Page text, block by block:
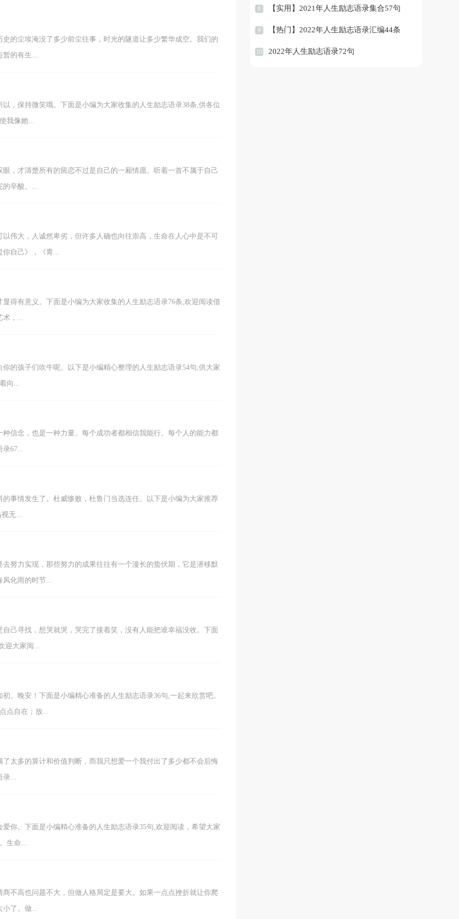
的尘埃淹没了多少前尘往事，时光的隧道让多少繁华成空。我们的
暂的有生...
，保持微笑哦。下面是小编为大家收集的人生励志语录38条,供各位
我像她...
，才清楚所有的留恋不过是自己的一厢情愿。听着一首不属于自己
的辛酸。...
伟大，人诚然卑劣，但许多人确也向往崇高，生命在人心中是不可
你自己》，《青...
得有意义。下面是小编为大家收集的人生励志语录76条,欢迎阅读借
术，...
的孩子们吹牛呢。以下是小编精心整理的人生励志语录54句,供大家
向...
信念，也是一种力量。每个成功者都相信我能行。每个人的能力都
录67...
事情发生了。杜威惨败，杜鲁门当选连任。以下是小编为大家推荐
无...
努力实现，那些努力的成果往往有一个漫长的蛰伏期，它是潜移默
风化雨的时节...
己寻找，想哭就哭，哭完了接着笑，没有人能把谁幸福没收。下面
迎大家阅...
。晚安！下面是小编精心准备的人生励志语录36句,一起来欣赏吧。
点自在；放...
太多的算计和价值判断，而我只想爱一个我付出了多少都不会后悔
录...
你。下面是小编精心准备的人生励志语录35句,欢迎阅读，希望大家
生命...
不高也问题不大，但做人格局定是要大。如果一点点挫折就让你爬
小了。做...
8 【实用】2021年人生励志语录集合57句
9 【热门】2022年人生励志语录汇编44条
10 2022年人生励志语录72句